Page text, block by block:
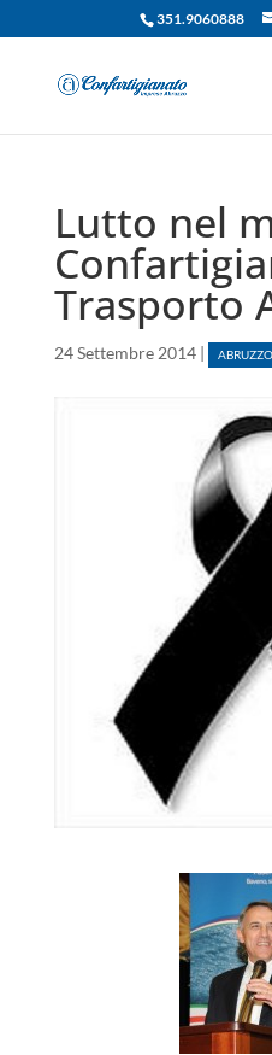
351.9060888
Lutto nel
Trasporto
24 Settembre 2014| ABRUZZO